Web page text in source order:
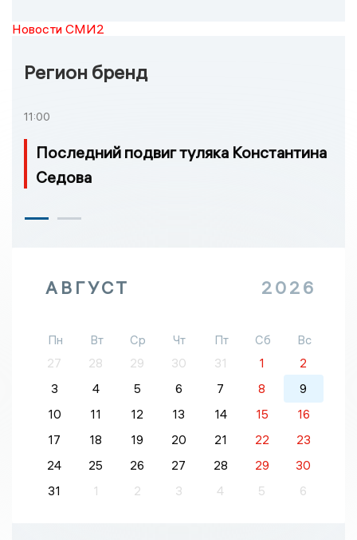
Новости СМИ2
Регион бренд
11:00
Последний подвиг туляка Константина
Седова
АВГУСТ 2026
Пн Вт Ср Чт Пт Сб
Вс
27
28 29 30 31 1
2
3
4 5 6 7 8
9
10
11 12 13 14 15
16
17
18 19 20 21 22
23
24
25 26 27 28 29
30
31
1 2 3 4 5 6